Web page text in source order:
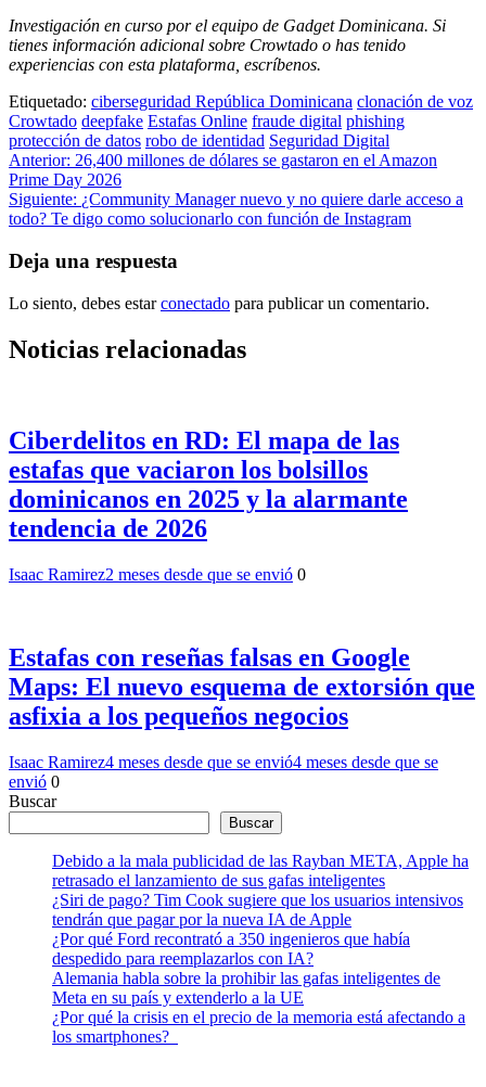
Investigación en curso por el equipo de Gadget Dominicana. Si
tienes información adicional sobre Crowtado o has tenido
experiencias con esta plataforma, escríbenos.
Etiquetado: ciberseguridad República Dominicana clonación de voz
Crowtado deepfake Estafas Online fraude digital phishing
protección de datos robo de identidad Seguridad Digital
Navegación
de
entradas
Anterior: 26,400 millones de dólares se gastaron en el Amazon
Prime Day 2026
Siguiente: ¿Community Manager nuevo y no quiere darle acceso a
todo? Te digo como solucionarlo con función de Instagram
Deja una respuesta
Lo siento, debes estarconectado para publicar un comentario.
Noticias relacionadas
Ciberdelitos en RD: El mapa de las
estafas que vaciaron los bolsillos
dominicanos en 2025 y la alarmante
tendencia de 2026
Isaac Ramirez2 meses desde que se envió 0
Estafas con reseñas falsas en Google
Maps: El nuevo esquema de extorsión que
asfixia a los pequeños negocios
Isaac Ramirez4 meses desde que se envió4 meses desde que se
envió 0
Buscar
Buscar
Debido a la mala publicidad de las Rayban META, Apple ha
retrasado el lanzamiento de sus gafas inteligentes
¿Siri de pago? Tim Cook sugiere que los usuarios intensivos
tendrán que pagar por la nueva IA de Apple
¿Por qué Ford recontrató a 350 ingenieros que había
despedido para reemplazarlos con IA?
Alemania habla sobre la prohibir las gafas inteligentes de
Meta en su país y extenderlo a la UE
¿Por qué la crisis en el precio de la memoria está afectando a
los smartphones?